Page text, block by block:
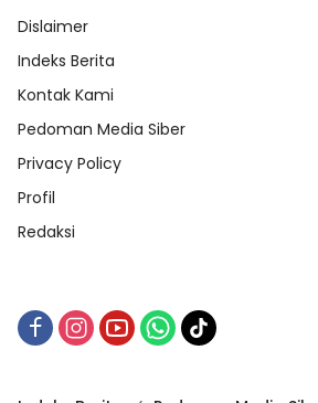
Dislaimer
Indeks Berita
Kontak Kami
Pedoman Media Siber
Privacy Policy
Profil
Redaksi